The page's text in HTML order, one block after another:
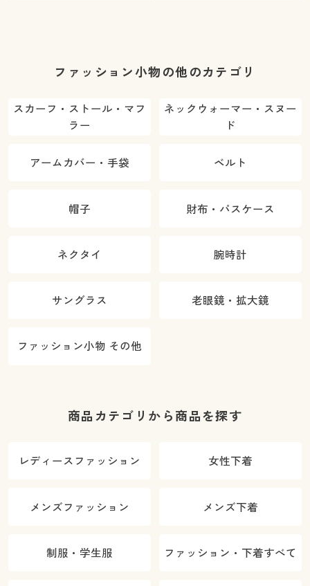
ファッション小物の他のカテゴリ
スカーフ・ストール・マフ
ラー
ネックウォーマー・スヌー
ド
アームカバー・手袋 ベルト
帽子 財布・パスケース
ネクタイ 腕時計
サングラス 老眼鏡・拡大鏡
ファッション小物 その他
商品カテゴリから商品を探す
レディースファッション 女性下着
メンズファッション メンズ下着
制服・学生服 ファッション・下着すべて